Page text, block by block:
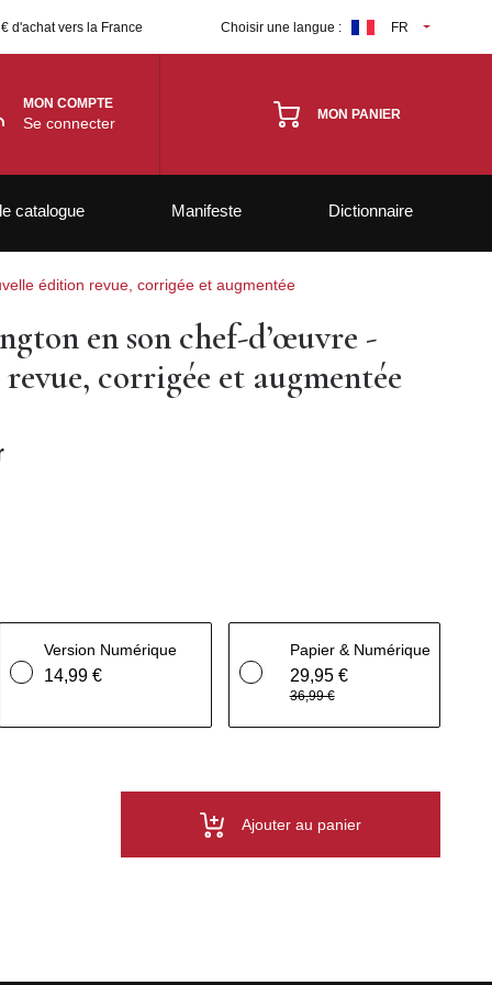
d'achat vers la France Choisir une langue : FR
MON COMPTE
Se connecter MON PANIER
catalogue Manifeste Dictionnaire
édition revue, corrigée et augmentée
en son chef-d’œuvre -
corrigée et augmentée
Version Numérique
14,99 €
Papier & Numérique
29,95 €
36,99 €
Ajouter au panier